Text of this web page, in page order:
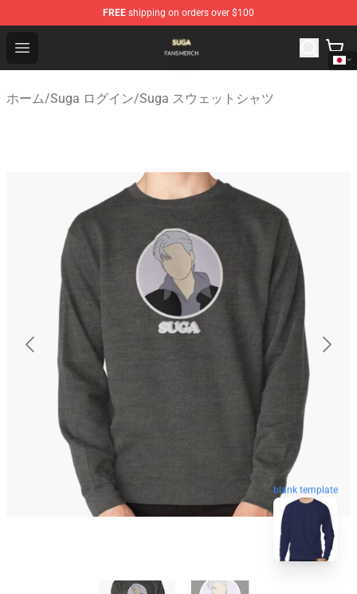
FREE shipping on orders over $100
Open menu
Suga Shop - Official Suga Merchandise Store
ホーム/Suga ログイン/Suga スウェットシャツ
blank template